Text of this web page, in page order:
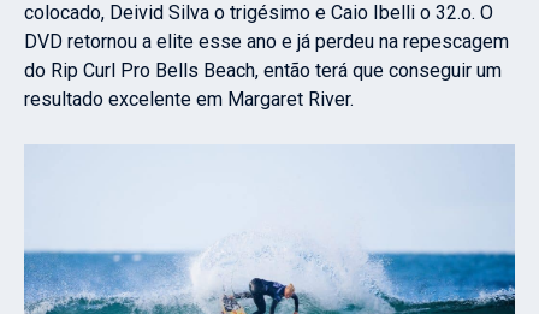
colocado, Deivid Silva o trigésimo e Caio Ibelli o 32.o. O
DVD retornou a elite esse ano e já perdeu na repescagem
do Rip Curl Pro Bells Beach, então terá que conseguir um
resultado excelente em Margaret River.